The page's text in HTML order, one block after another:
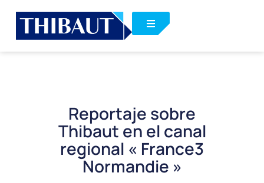
Reportaje sobre
Thibaut en el canal
regional « France3
Normandie »